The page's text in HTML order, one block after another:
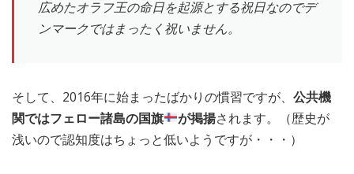
広めたオラフ王の命日を起源とする祝日なのでデ
ンマークではまったく祝いません。
そして、2016年に始まったばかりの慣習ですが、 公共機
関ではフェロー諸島の国旗
が掲揚されます。（歴史が
浅いので認知度はちょっと低いようですが・・・）